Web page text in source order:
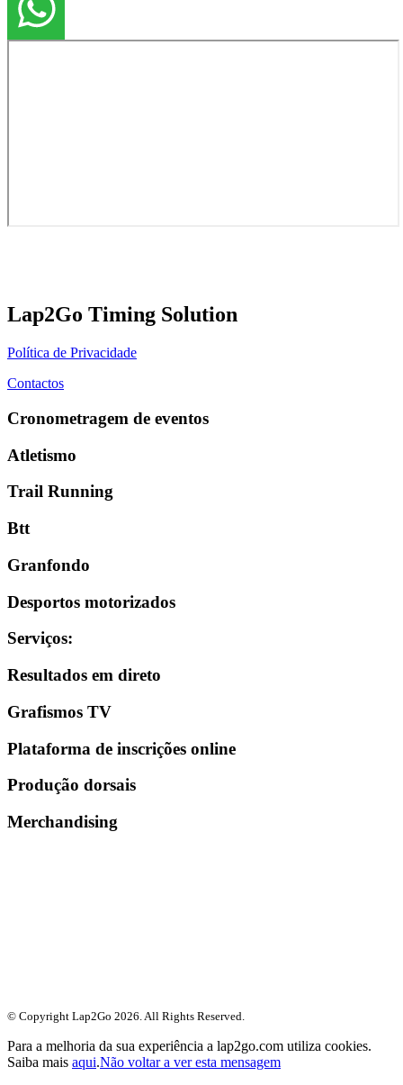
Lap2Go Timing Solution
Política de Privacidade
Contactos
Cronometragem de eventos
Atletismo
Trail Running
Btt
Granfondo
Desportos motorizados
Serviços:
Resultados em direto
Grafismos TV
Plataforma de inscrições online
Produção dorsais
Merchandising
© Copyright Lap2Go 2026 . All Rights Reserved.
Para a melhoria da sua experiência a lap2go.com utiliza cookies.
Saiba mais aqui.Não voltar a ver esta mensagem